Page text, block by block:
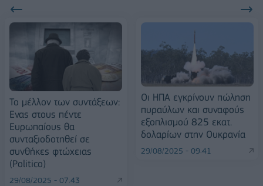
Το μέλλον των συντάξεων:
Ενας στους πέντε
Ευρωπαίους θα
συνταξιοδοτηθεί σε
συνθήκες φτώχειας
(Politico)
29/08/2025 - 07:43
Οι ΗΠΑ εγκρίνουν πώληση
πυραύλων και συναφούς
εξοπλισμού 825 εκατ.
δολαρίων στην Ουκρανία
29/08/2025 - 09:41